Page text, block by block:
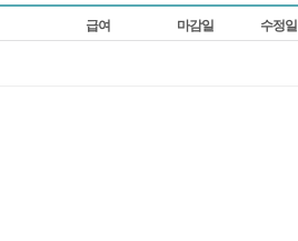
급여 마감일 수정일